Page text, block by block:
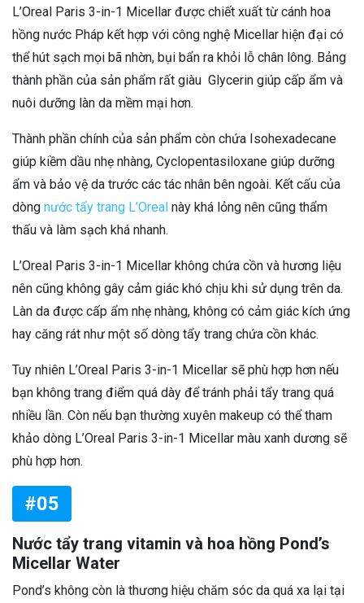
L’Oreal Paris 3-in-1 Micellar được chiết xuất từ cánh hoa
hồng nước Pháp kết hợp với công nghệ Micellar hiện đại có
thể hút sạch mọi bã nhờn, bụi bẩn ra khỏi lỗ chân lông. Bảng
thành phần của sản phẩm rất giàu Glycerin giúp cấp ẩm và
nuôi dưỡng làn da mềm mại hơn.
Thành phần chính của sản phẩm còn chứa Isohexadecane
giúp kiềm dầu nhẹ nhàng, Cyclopentasiloxane giúp dưỡng
ẩm và bảo vệ da trước các tác nhân bên ngoài. Kết cấu của
dòng nước tẩy trang L’Oreal này khá lỏng nên cũng thẩm
thấu và làm sạch khá nhanh.
L’Oreal Paris 3-in-1 Micellar không chứa cồn và hương liệu
nên cũng không gây cảm giác khó chịu khi sử dụng trên da.
Làn da được cấp ẩm nhẹ nhàng, không có cảm giác kích ứng
hay căng rát như một số dòng tẩy trang chứa cồn khác.
Tuy nhiên L’Oreal Paris 3-in-1 Micellar sẽ phù hợp hơn nếu
bạn không trang điểm quá dày để tránh phải tẩy trang quá
nhiều lần. Còn nếu bạn thường xuyên makeup có thể tham
khảo dòng L’Oreal Paris 3-in-1 Micellar màu xanh dương sẽ
phù hợp hơn.
#05
Nước tẩy trang vitamin và hoa hồng Pond’s
Micellar Water
Pond’s không còn là thương hiệu chăm sóc da quá xa lại tại